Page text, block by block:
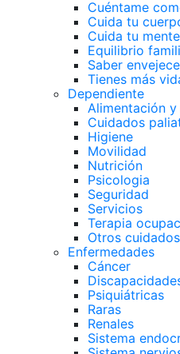
Cuéntame
Cuida tu
Cuida tu mente
Equilibrio
Saber
Tienes más
Dependiente
Alimentación
Cuidados
Higiene
Movilidad
Nutrición
Psicologia
Seguridad
Servicios
Terapia
Otros cuidados
Enfermedades
Cáncer
Psiquiátricas
Raras
Renales
Sistema